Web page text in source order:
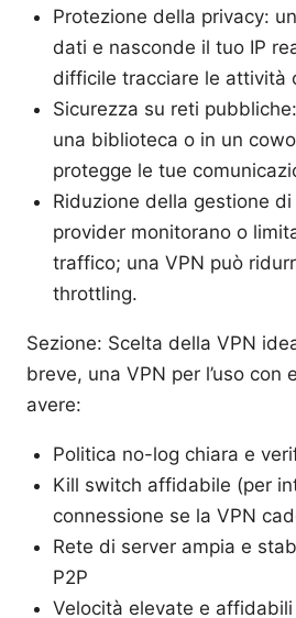
Protezione della privacy:
dati e nasconde il tuo IP
difficile tracciare le attività
Sicurezza su reti
una biblioteca o in un
protegge le tue
Riduzione della gestione
provider monitorano o
traffico; una VPN può
throttling.
Sezione: Scelta della VPN
breve, una VPN per l’uso con
avere:
Politica no-log chiara e
Kill switch affidabile (per
connessione se la VPN
Rete di server ampia e
P2P
Velocità elevate e affidabili